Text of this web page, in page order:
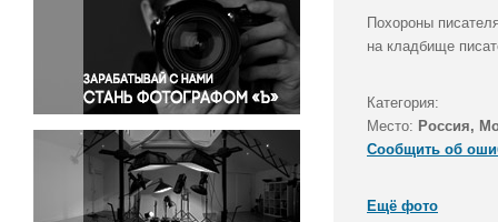
Политика
Правосудие
Происшествия и конфликты
Религия
Светская жизнь
Спорт
Экология
Экономика и бизнес
Похороны
на кладбище
Категория:
Место: Россия,
Сообщить об
Ещё фото